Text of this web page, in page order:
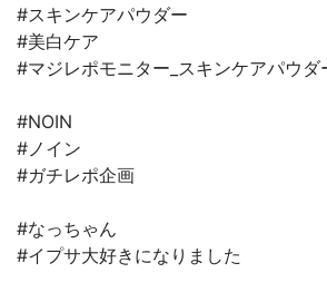
#スキンケアパウダー
#美白ケア
#マジレポモニター_スキンケアパウダ
#NOIN
#ノイン
#ガチレポ企画
#なっちゃん
#イプサ大好きになりました